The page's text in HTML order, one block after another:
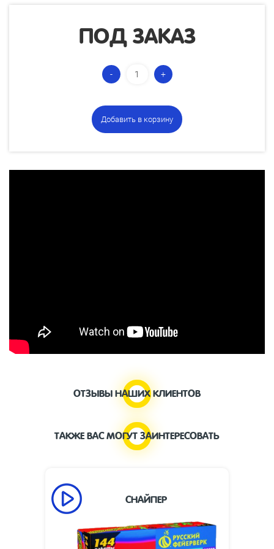
ПОД ЗАКАЗ
Добавить в корзину
ОТЗЫВЫ НАШИХ КЛИЕНТОВ
ТАКЖЕ ВАС МОГУТ ЗАИНТЕРЕСОВАТЬ
СНАЙПЕР
Высота
взлета, м:
20